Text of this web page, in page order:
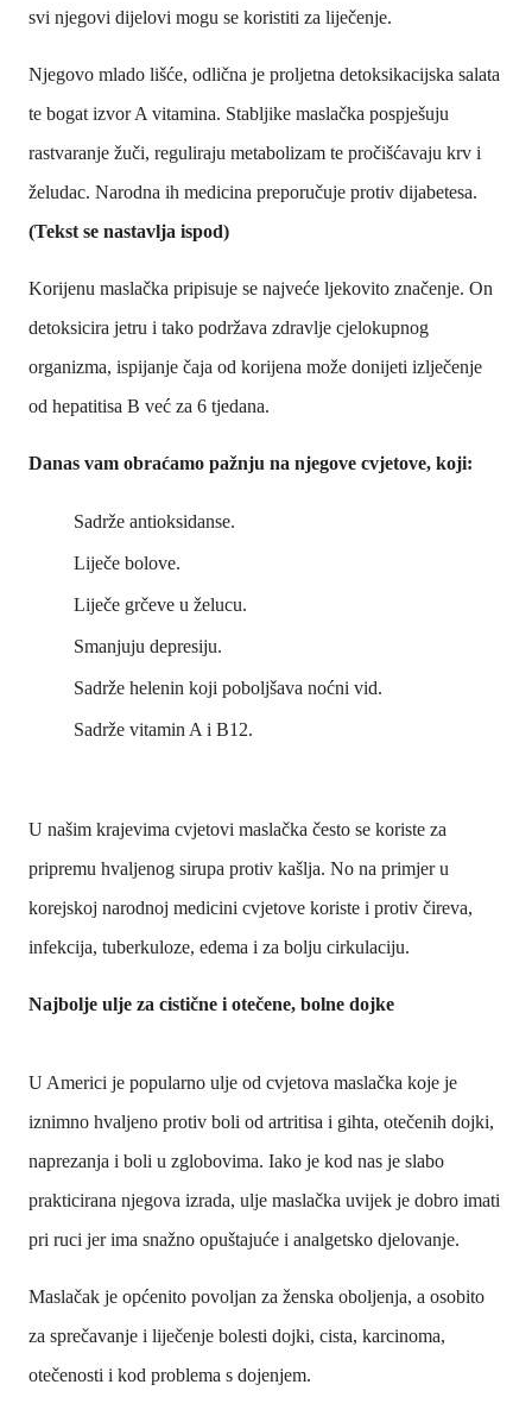
svi njegovi dijelovi mogu se koristiti za liječenje.
Njegovo mlado lišće, odlična je proljetna detoksikacijska salata
te bogat izvor A vitamina. Stabljike maslačka pospješuju
rastvaranje žuči, reguliraju metabolizam te pročišćavaju krv i
želudac. Narodna ih medicina preporučuje protiv dijabetesa.
(Tekst se nastavlja ispod)
Korijenu maslačka pripisuje se najveće ljekovito značenje. On
detoksicira jetru i tako podržava zdravlje cjelokupnog
organizma, ispijanje čaja od korijena može donijeti izlječenje
od hepatitisa B već za 6 tjedana.
Danas vam obraćamo pažnju na njegove cvjetove, koji:
Sadrže antioksidanse.
Liječe bolove.
Liječe grčeve u želucu.
Smanjuju depresiju.
Sadrže helenin koji poboljšava noćni vid.
Sadrže vitamin A i B12.
U našim krajevima cvjetovi maslačka često se koriste za
pripremu hvaljenog sirupa protiv kašlja. No na primjer u
korejskoj narodnoj medicini cvjetove koriste i protiv čireva,
infekcija, tuberkuloze, edema i za bolju cirkulaciju.
Najbolje ulje za cistične i otečene, bolne dojke
U Americi je popularno ulje od cvjetova maslačka koje je
iznimno hvaljeno protiv boli od artritisa i gihta, otečenih dojki,
naprezanja i boli u zglobovima. Iako je kod nas je slabo
prakticirana njegova izrada, ulje maslačka uvijek je dobro imati
pri ruci jer ima snažno opuštajuće i analgetsko djelovanje.
Maslačak je općenito povoljan za ženska oboljenja, a osobito
za sprečavanje i liječenje bolesti dojki, cista, karcinoma,
otečenosti i kod problema s dojenjem.